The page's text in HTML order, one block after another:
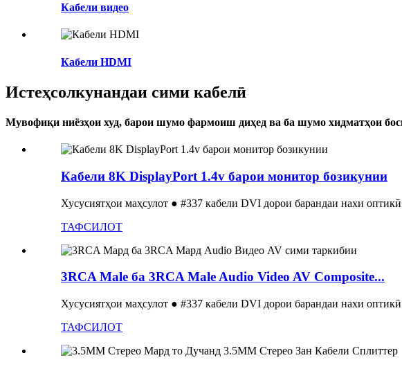
Кабели видео
Кабели HDMI
Истеҳсолкунандаи сими кабелӣ
Мувофиқи ниёзҳои худ, барои шумо фармоиш диҳед ва ба шумо хидматҳои
Кабели 8K DisplayPort 1.4v барои монитор бозикунии
Хусусиятҳои маҳсулот ● #337 кабели DVI дорои барандаи нахи
ТАФСИЛОТ
3RCA Male ба 3RCA Male Audio Video AV Composite...
Хусусиятҳои маҳсулот ● #337 кабели DVI дорои барандаи нахи
ТАФСИЛОТ